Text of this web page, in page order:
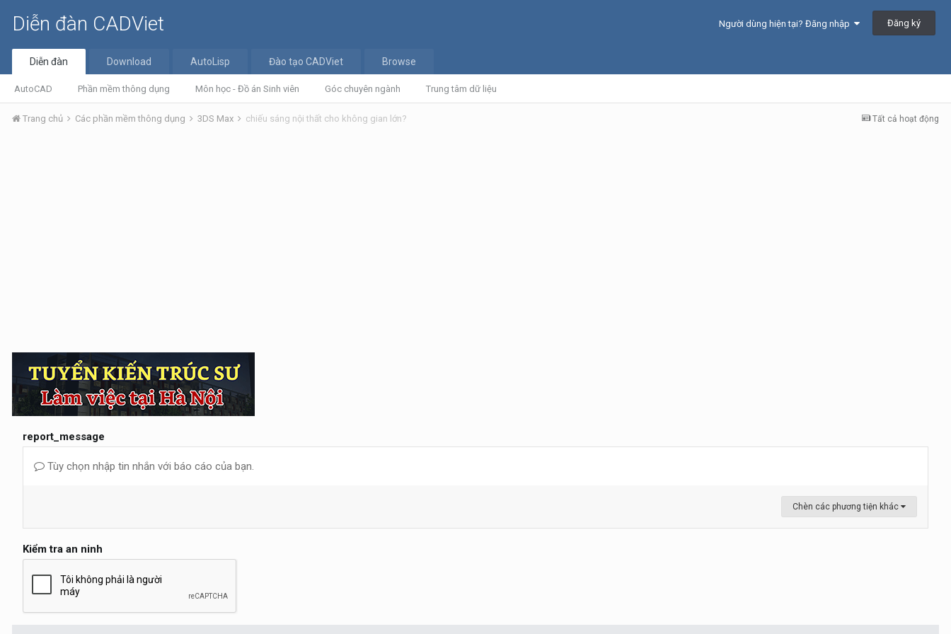
Diễn đàn CADViet Người dùng hiện tại? Đăng nhập Đăng ký
Diễn đàn
AutoCAD Phần mềm thông dụng Môn học - Đồ án Sinh viên Góc chuyên ngành Trung tâm dữ liệu
Download AutoLisp Đào tạo CADViet Browse
Tất cả hoạt động
Trang chủ Các phần mềm thông dụng 3DS Max chiếu sáng nội thất cho không gian lớn?
report_message
Tùy chọn nhập tin nhắn với báo cáo của bạn.
Chèn các phương tiện khác
Kiểm tra an ninh